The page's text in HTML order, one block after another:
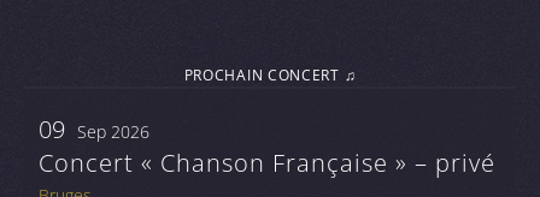
PROCHAIN CONCERT ♫
09 Sep 2026
Concert « Chanson Française » – privé